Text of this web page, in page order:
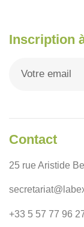
Inscription
Contact
25 rue Aristide
+33 5 57 77 96